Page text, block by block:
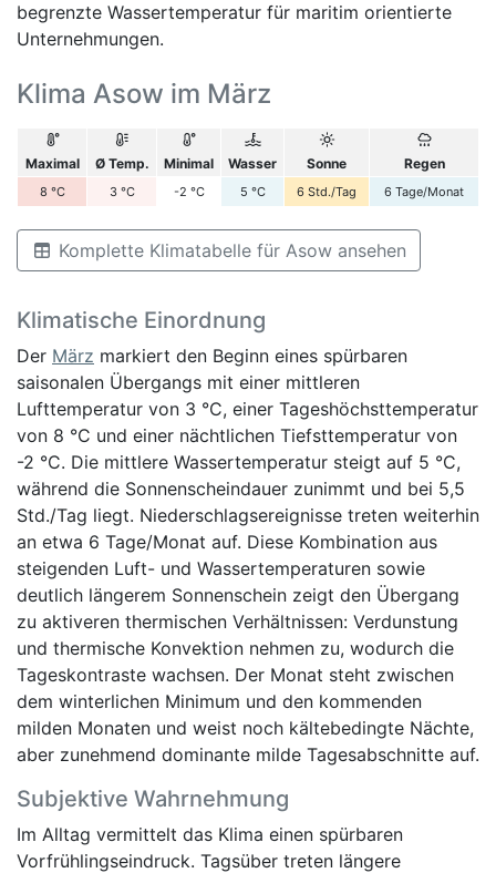
begrenzte Wassertemperatur für maritim orientierte
Unternehmungen.
Klima Asow im März
Maximal Ø Temp. Minimal Wasser Sonne Regen
8 °C 3 °C -2 °C 5 °C 6 Std./Tag 6 Tage/Monat
Komplette Klimatabelle für Asow ansehen
Klimatische Einordnung
Der März markiert den Beginn eines spürbaren
saisonalen Übergangs mit einer mittleren
Lufttemperatur von 3 °C, einer Tageshöchsttemperatur
von 8 °C und einer nächtlichen Tiefsttemperatur von
-2 °C. Die mittlere Wassertemperatur steigt auf 5 °C,
während die Sonnenscheindauer zunimmt und bei 5,5
Std./Tag liegt. Niederschlagsereignisse treten weiterhin
an etwa 6 Tage/Monat auf. Diese Kombination aus
steigenden Luft- und Wassertemperaturen sowie
deutlich längerem Sonnenschein zeigt den Übergang
zu aktiveren thermischen Verhältnissen: Verdunstung
und thermische Konvektion nehmen zu, wodurch die
Tageskontraste wachsen. Der Monat steht zwischen
dem winterlichen Minimum und den kommenden
milden Monaten und weist noch kältebedingte Nächte,
aber zunehmend dominante milde Tagesabschnitte auf.
Subjektive Wahrnehmung
Im Alltag vermittelt das Klima einen spürbaren
Vorfrühlingseindruck. Tagsüber treten längere